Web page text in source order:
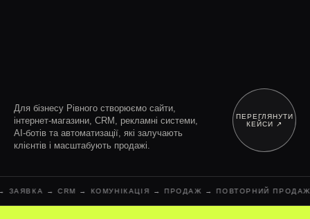
Для бізнесу Рівного створюємо сайти,
інтернет-магазини, CRM, рекламні системи,
AI-ботів та автоматизації, які залучають
клієнтів і масштабують продажі.
ПЕРЕГЛЯНУТИ
КЕЙСИ ↗︎
→ CRM → КОМУНІКАЦІЯ → ПРОДАЖ → ПОВТОРНИЙ ПРОДАЖ →